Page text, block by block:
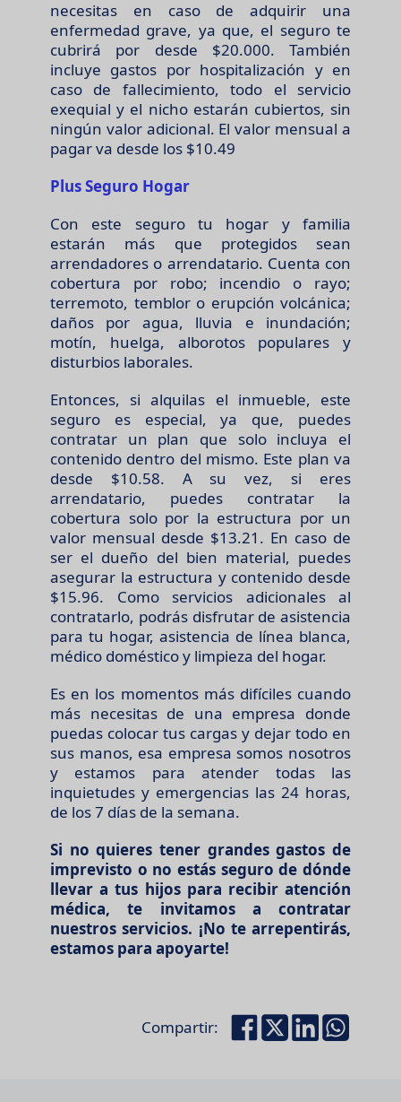
necesitas en caso de adquirir una
enfermedad grave, ya que, el seguro te
cubrirá por desde $20.000. También
incluye gastos por hospitalización y en
caso de fallecimiento, todo el servicio
exequial y el nicho estarán cubiertos, sin
ningún valor adicional. El valor mensual a
pagar va desde los $10.49
Plus Seguro Hogar
Con este seguro tu hogar y familia
estarán más que protegidos sean
arrendadores o arrendatario. Cuenta con
cobertura por robo; incendio o rayo;
terremoto, temblor o erupción volcánica;
daños por agua, lluvia e inundación;
motín, huelga, alborotos populares y
disturbios laborales.
Entonces, si alquilas el inmueble, este
seguro es especial, ya que, puedes
contratar un plan que solo incluya el
contenido dentro del mismo. Este plan va
desde $10.58. A su vez, si eres
arrendatario, puedes contratar la
cobertura solo por la estructura por un
valor mensual desde $13.21. En caso de
ser el dueño del bien material, puedes
asegurar la estructura y contenido desde
$15.96. Como servicios adicionales al
contratarlo, podrás disfrutar de asistencia
para tu hogar, asistencia de línea blanca,
médico doméstico y limpieza del hogar.
Es en los momentos más difíciles cuando
más necesitas de una empresa donde
puedas colocar tus cargas y dejar todo en
sus manos, esa empresa somos nosotros
y estamos para atender todas las
inquietudes y emergencias las 24 horas,
de los 7 días de la semana.
Si no quieres tener grandes gastos de
imprevisto o no estás seguro de dónde
llevar a tus hijos para recibir atención
médica, te invitamos a contratar
nuestros servicios. ¡No te arrepentirás,
estamos para apoyarte!
Compartir: